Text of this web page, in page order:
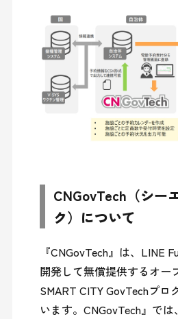
CNGovTech（シー
ク）について
『CNGovTech』は、LINE
開発して無償提供するオー
SMART CITY GovTechプロ
います。CNGovTech』で